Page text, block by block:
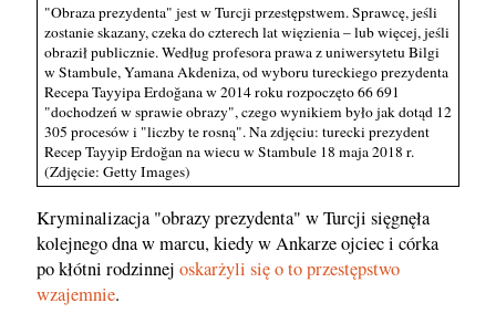
"Obraza prezydenta" jest w Turcji przestępstwem. Sprawcę, jeśli
zostanie skazany, czeka do czterech lat więzienia – lub więcej, jeśli
obraził publicznie. Według profesora prawa z uniwersytetu Bilgi
w Stambule, Yamana Akdeniza, od wyboru tureckiego prezydenta
Recepa Tayyipa Erdoğana w 2014 roku rozpoczęto 66 691
"dochodzeń w sprawie obrazy", czego wynikiem było jak dotąd 12
305 procesów i "liczby te rosną". Na zdjęciu: turecki prezydent
Recep Tayyip Erdoğan na wiecu w Stambule 18 maja 2018 r.
(Zdjęcie: Getty Images)
Kryminalizacja "obrazy prezydenta" w Turcji sięgnęła
kolejnego dna w marcu, kiedy w Ankarze ojciec i córka
po kłótni rodzinnej oskarżyli się o to przestępstwo
wzajemnie.